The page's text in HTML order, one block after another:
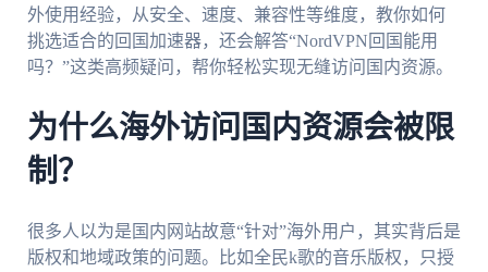
外使用经验，从安全、速度、兼容性等维度，教你如何
挑选适合的回国加速器，还会解答“NordVPN回国能用
吗？”这类高频疑问，帮你轻松实现无缝访问国内资源。
为什么海外访问国内资源会被限
制？
很多人以为是国内网站故意“针对”海外用户，其实背后是
版权和地域政策的问题。比如全民k歌的音乐版权，只授